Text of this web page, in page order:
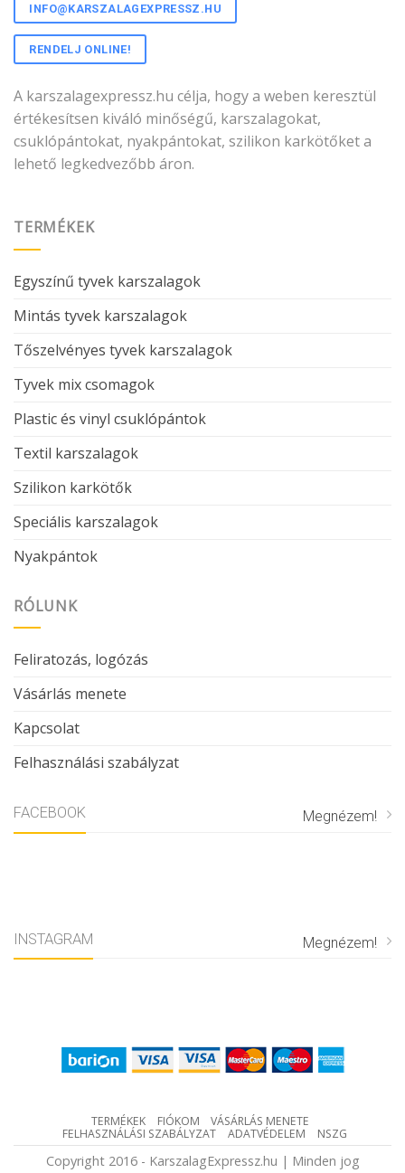
INFO@KARSZALAGEXPRESSZ.HU
RENDELJ ONLINE!
A karszalagexpressz.hu célja, hogy a weben keresztül
értékesítsen kiváló minőségű, karszalagokat,
csuklópántokat, nyakpántokat, szilikon karkötőket a
lehető legkedvezőbb áron.
TERMÉKEK
Egyszínű tyvek karszalagok
Mintás tyvek karszalagok
Tőszelvényes tyvek karszalagok
Tyvek mix csomagok
Plastic és vinyl csuklópántok
Textil karszalagok
Szilikon karkötők
Speciális karszalagok
Nyakpántok
RÓLUNK
Feliratozás, logózás
Vásárlás menete
Kapcsolat
Felhasználási szabályzat
FACEBOOK Megnézem!
INSTAGRAM Megnézem!
TERMÉKEK FIÓKOM
VÁSÁRLÁS MENETE
FELHASZNÁLÁSI SZABÁLYZAT
ADATVÉDELEM NSZG
Copyright 2016 - KarszalagExpressz.hu | Minden jog